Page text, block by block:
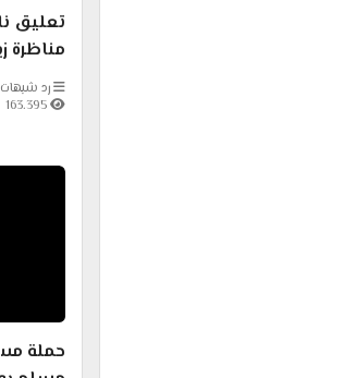
رد شبهات
163.395
مسلم
المرئيات